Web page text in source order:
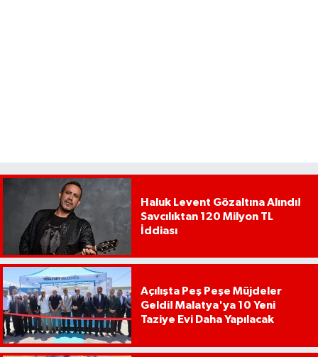
Haluk Levent Gözaltına Alındı!
Savcılıktan 120 Milyon TL
İddiası
Açılışta Peş Peşe Müjdeler
Geldi! Malatya'ya 10 Yeni
Taziye Evi Daha Yapılacak